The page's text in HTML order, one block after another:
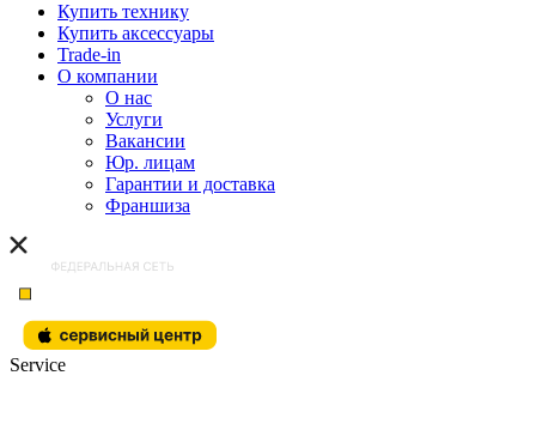
Купить технику
Купить аксессуары
Trade-in
О компании
О нас
Услуги
Вакансии
Юр. лицам
Гарантии и доставка
Франшиза
Service